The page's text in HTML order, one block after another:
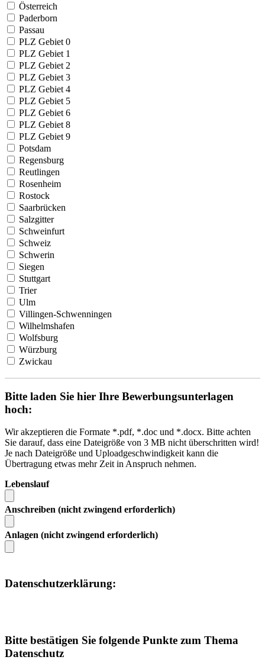
Österreich
Paderborn
Passau
PLZ Gebiet 0
PLZ Gebiet 1
PLZ Gebiet 2
PLZ Gebiet 3
PLZ Gebiet 4
PLZ Gebiet 5
PLZ Gebiet 6
PLZ Gebiet 8
PLZ Gebiet 9
Potsdam
Regensburg
Reutlingen
Rosenheim
Rostock
Saarbrücken
Salzgitter
Schweinfurt
Schweiz
Schwerin
Siegen
Stuttgart
Trier
Ulm
Villingen-Schwenningen
Wilhelmshafen
Wolfsburg
Würzburg
Zwickau
Bitte laden Sie hier Ihre Bewerbungsunterlagen
hoch:
Wir akzeptieren die Formate *.pdf, *.doc und *.docx. Bitte achten
Sie darauf, dass eine Dateigröße von 3 MB nicht überschritten wird!
Je nach Dateigröße und Uploadgeschwindigkeit kann die
Übertragung etwas mehr Zeit in Anspruch nehmen.
Lebenslauf
Anschreiben (nicht zwingend erforderlich)
Anlagen (nicht zwingend erforderlich)
Datenschutzerklärung:
Bitte bestätigen Sie folgende Punkte zum Thema
Datenschutz